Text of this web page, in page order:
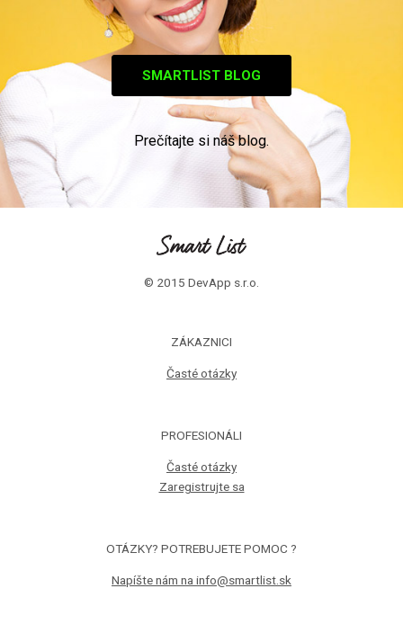
SMARTLIST BLOG
Prečítajte si náš blog.
© 2015 DevApp s.r.o.
ZÁKAZNICI
Časté otázky
PROFESIONÁLI
Časté otázky
Zaregistrujte sa
OTÁZKY? POTREBUJETE POMOC ?
Napíšte nám na info@smartlist.sk